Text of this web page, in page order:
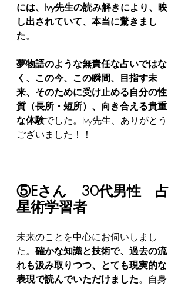
には、Ivy先生の読み解きにより、映
し出されていて、本当に驚きまし
た。
夢物語のような無責任な占いではな
く、この今、この瞬間、目指す未
来、そのために受け止める自分の性
質（長所・短所）、向き合える貴重
な体験でした。Ivy先生、ありがとう
ございました！！
⑤Eさん　30代男性　占
星術学習者
未来のことを中心にお伺いしまし
た。 確かな知識と技術で、過去の流
れも汲み取りつつ、とても現実的な
表現で読んでいただけました。自身